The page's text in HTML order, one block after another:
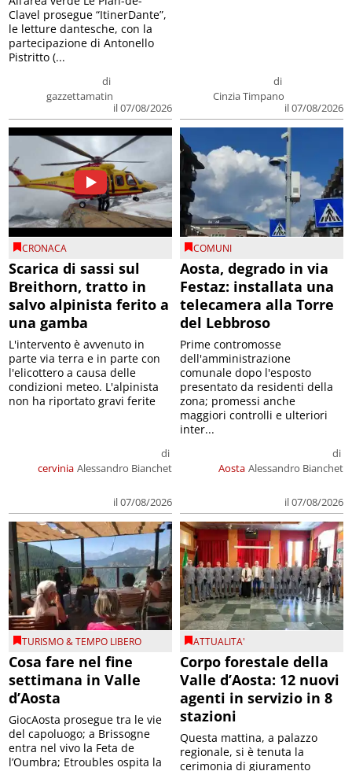
di
gazzettamatin
il 07/08/2026
Clavel prosegue “ItinerDante”,
le letture dantesche, con la
partecipazione di Antonello
Pistritto (...
di
Cinzia Timpano
il 07/08/2026
CRONACA
Scarica di sassi sul
Breithorn, tratto in
salvo alpinista ferito a
una gamba
cervinia
di
Alessandro Bianchet
il 07/08/2026
L'intervento è avvenuto in
parte via terra e in parte con
l'elicottero a causa delle
condizioni meteo. L'alpinista
non ha riportato gravi ferite
COMUNI
Aosta, degrado in via
Festaz: installata una
telecamera alla Torre
del Lebbroso
Aosta
di
Alessandro Bianchet
il 07/08/2026
Prime contromosse
dell'amministrazione
comunale dopo l'esposto
presentato da residenti della
zona; promessi anche
maggiori controlli e ulteriori
inter...
TURISMO & TEMPO LIBERO
Cosa fare nel fine
settimana in Valle
d’Aosta
GiocAosta prosegue tra le vie
del capoluogo; a Brissogne
entra nel vivo la Feta de
l’Oumbra; Etroubles ospita la
ATTUALITA'
Corpo forestale della
Valle d’Aosta: 12 nuovi
agenti in servizio in 8
stazioni
Questa mattina, a palazzo
regionale, si è tenuta la
cerimonia di giuramento